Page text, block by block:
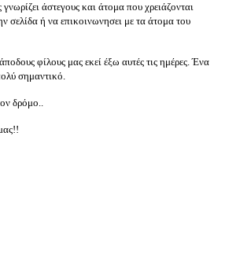
άστεγους και άτομα που χρειάζονται
σελίδα ή να επικοινωνησει με τα άτομα του
φίλους μας εκεί έξω αυτές τις ημέρες. Ένα
σημαντικό.
δρόμο..